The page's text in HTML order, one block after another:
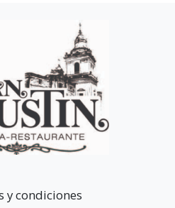
y condiciones